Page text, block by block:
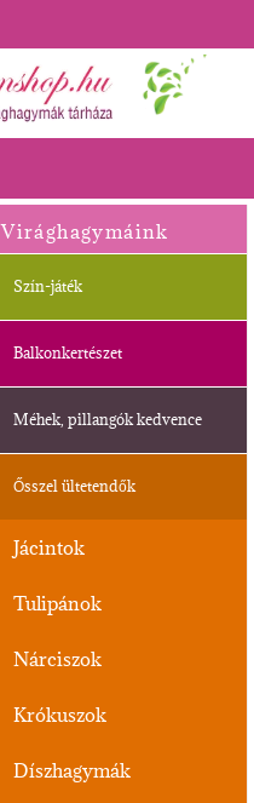
Virághagymáink
Szín-játék
Balkonkertészet
Méhek, pillangók kedvence
Ősszel ültetendők
Jácintok
Tulipánok
Nárciszok
Krókuszok
Díszhagymák